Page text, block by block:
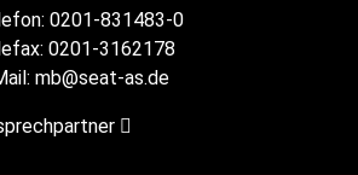
0201-831483-0
0201-3162178
mb@seat-as.de